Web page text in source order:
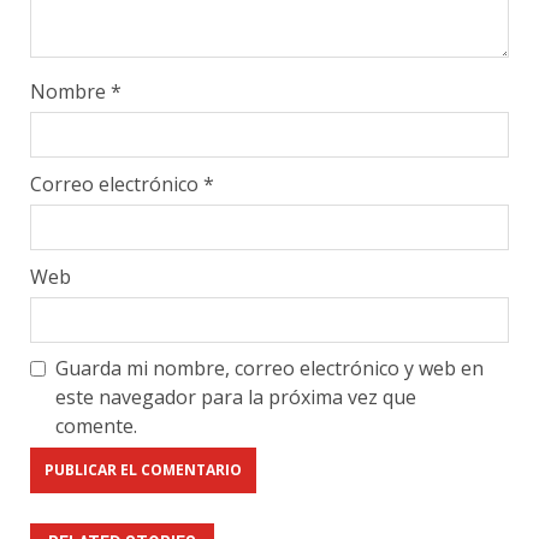
Nombre *
Correo electrónico *
Web
Guarda mi nombre, correo electrónico y web en
este navegador para la próxima vez que
comente.